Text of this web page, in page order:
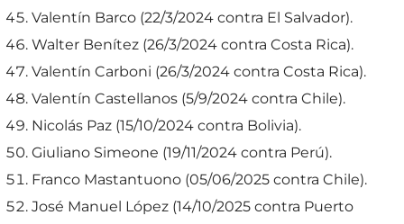
Valentín Barco (22/3/2024 contra El Salvador).
Walter Benítez (26/3/2024 contra Costa Rica).
Valentín Carboni (26/3/2024 contra Costa Rica).
Valentín Castellanos (5/9/2024 contra Chile).
Nicolás Paz (15/10/2024 contra Bolivia).
Giuliano Simeone (19/11/2024 contra Perú).
Franco Mastantuono (05/06/2025 contra Chile).
José Manuel López (14/10/2025 contra Puerto